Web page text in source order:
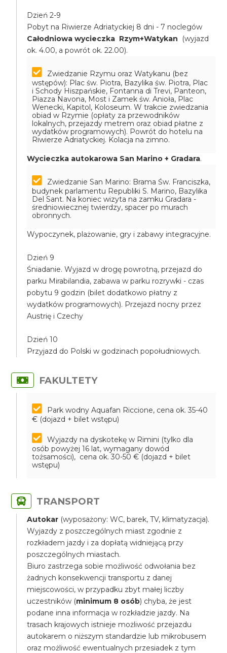
Dzień 2-9
Pobyt na Riwierze Adriatyckiej 8 dni - 7 noclegów
Całodniowa wycieczka Rzym+Watykan (wyjazd
ok. 4.00, a powrót ok. 22.00).
Zwiedzanie Rzymu oraz Watykanu (bez
wstępów): Plac św. Piotra, Bazylika św. Piotra, Plac
i Schody Hiszpańskie, Fontanna di Trevi, Panteon,
Piazza Navona, Most i Zamek św. Anioła, Plac
Wenecki, Kapitol, Koloseum. W trakcie zwiedzania
obiad w Rzymie (opłaty za przewodników
lokalnych, przejazdy metrem oraz obiad płatne z
wydatków programowych). Powrót do hotelu na
Riwierze Adriatyckiej. Kolacja na zimno.
Wycieczka autokarowa San Marino + Gradara.
Zwiedzanie San Marino: Brama Św. Franciszka,
budynek parlamentu Republiki S. Marino, Bazylika
Del Sant. Na koniec wizyta na zamku Gradara -
średniowiecznej twierdzy, spacer po murach
obronnych.
Wypoczynek, plażowanie, gry i zabawy integracyjne.
Dzień 9
Śniadanie. Wyjazd w drogę powrotną, przejazd do
parku Mirabilandia, zabawa w parku rozrywki - czas
pobytu 9 godzin (bilet dodatkowo płatny z
wydatków programowych). Przejazd nocny przez
Austrię i Czechy
Dzień 10
Przyjazd do Polski w godzinach popołudniowych.
FAKULTETY
Park wodny Aquafan Riccione, cena ok. 35-40
€ (dojazd + bilet wstępu)
Wyjazdy na dyskotekę w Rimini (tylko dla
osób powyżej 16 lat, wymagany dowód
tożsamości), cena ok. 30-50 € (dojazd + bilet
wstępu)
TRANSPORT
Autokar (wyposażony: WC, barek, TV, klimatyzacja).
Wyjazdy z poszczególnych miast zgodnie z
rozkładem jazdy i za dopłatą widniejącą przy
poszczególnych miastach.
Biuro zastrzega sobie możliwość odwołania bez
żadnych konsekwencji transportu z danej
miejscowości, w przypadku zbyt małej liczby
uczestników (minimum 8 osób) chyba, że jest
podane inna informacja w rozkładzie jazdy. Na
trasach krajowych istnieje możliwość przejazdu
autokarem o niższym standardzie lub mikrobusem
oraz możliwość ewentualnych przesiadek z tym